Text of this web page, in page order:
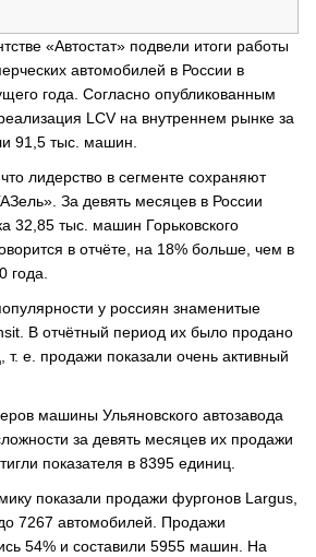
«Автостат» подвели итоги работы
автомобилей в России в
года. Согласно опубликованным
LCV на внутреннем рынке за
91,5 тыс. машин.
лидерство в сегменте сохраняют
За девять месяцев в России
32,85 тыс. машин Горьковского
в отчёте, на 18% больше, чем в
года.
у россиян знаменитые
В отчётный период их было продано
е. продажи показали очень активный
машины Ульяновского автозавода
за девять месяцев их продажи
показателя в 8395 единиц.
показали продажи фургонов Largus,
7267 автомобилей. Продажи
54% и составили 5955 машин. На